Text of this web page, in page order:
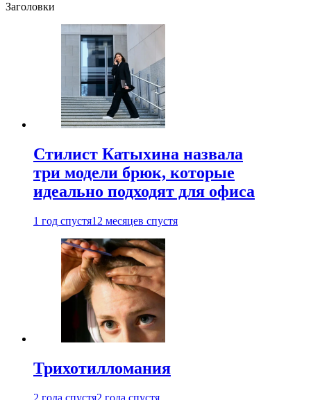
Заголовки
Стилист Катыхина назвала
три модели брюк, которые
идеально подходят для офиса
1 год спустя12 месяцев спустя
Трихотилломания
2 года спустя2 года спустя